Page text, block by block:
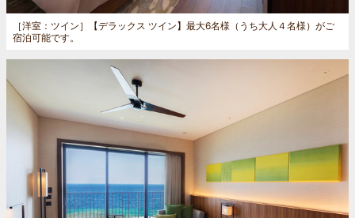
［洋室：ツイン］
【デラックス ツイン】最大6名様（うち大人４名様）がご
宿泊可能です。